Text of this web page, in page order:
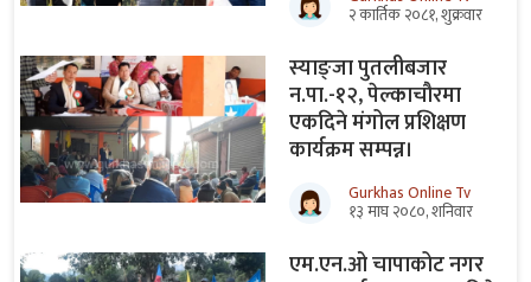
२ कार्तिक २०८१, शुक्रवार
स्याङ्जा पुतलीबजार
न.पा.-१२, पेल्काचौरमा
एकदिने मंगोल प्रशिक्षण
कार्यक्रम सम्पन्न।
Gurkhas Online Tv
१३ माघ २०८०, शनिवार
एम.एन.ओ चापाकोट नगर